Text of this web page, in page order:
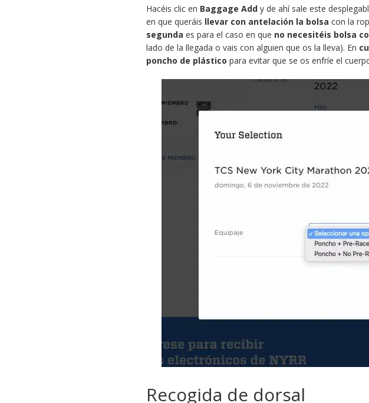
Hacéis clic en Baggage Add y de ahí sale este
en que queráis llevar con antelación la bolsa con la
segunda es para el caso en que no necesitéis bolsa
lado de la llegada o vais con alguien que os la lleva). En
poncho de plástico para evitar que se os enfríe el
Recogida de dorsal